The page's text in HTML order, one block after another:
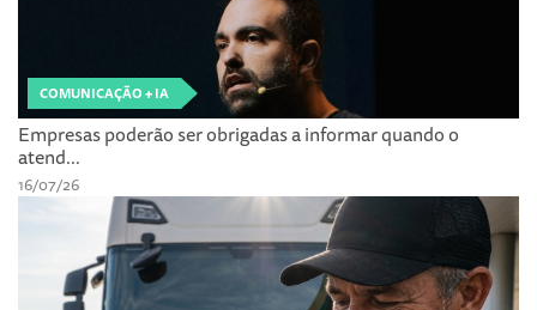
COMUNICAÇÃO + IA
Empresas poderão ser obrigadas a informar quando o
atend...
16/07/26